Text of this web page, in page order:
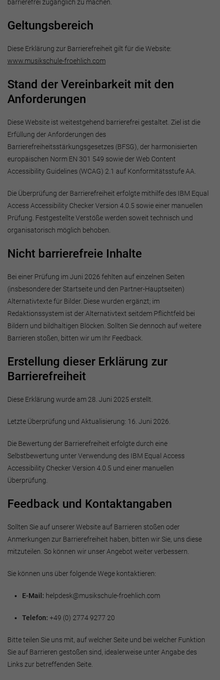
barrierefrei zugänglich zu machen.
Geltungsbereich
Diese Erklärung zur Barrierefreiheit gilt für die Website:
www.musikschule-froehlich.com
Stand der Vereinbarkeit mit den
Anforderungen
Diese Website ist weitestgehend barrierefrei gestaltet. Ziel ist die
Erfüllung der Anforderungen des
Barrierefreiheitsstärkungsgesetzes (BFSG), der harmonisierten
europäischen Norm EN 301 549 sowie der Web Content
Accessibility Guidelines (WCAG) 2.1 auf Konformitätsstufe AA.
Die Überprüfung der Barrierefreiheit erfolgte mithilfe des IBM Equal
Access Accessibility Checker Version 4.0.5 sowie einer manuellen
Prüfung. Festgestellte Verstöße werden soweit technisch und
organisatorisch möglich behoben.
Nicht barrierefreie Inhalte
Bei einer Prüfung im Juni 2026 fehlten auf einzelnen Seiten
(insbesondere der Startseite und den Partner-Hauptseiten)
Alternativtexte für Bilder. Diese wurden ergänzt; im
Redaktionssystem ist der Alternativtext seitdem Pflichtfeld bei
Bildern und bildhaltigen Blöcken. Sollten Sie dennoch auf weitere
Barrieren stoßen, bitten wir um Ihr Feedback.
Erstellung dieser Erklärung zur
Barrierefreiheit
Diese Erklärung wurde am 28. Juni 2025 erstellt.
Letzte Überprüfung und Aktualisierung: 16. Juni 2026.
Die Bewertung der Barrierefreiheit erfolgte durch eine
Selbstbewertung unter Verwendung des IBM Equal Access
Accessibility Checker Version 4.0.5 und einer manuellen
Überprüfung.
Feedback und Kontaktangaben
Sollten Sie auf unserer Website auf Barrieren stoßen oder
Anmerkungen zur Barrierefreiheit haben, bitten wir Sie, uns diese
mitzuteilen. So können wir unser Angebot weiter verbessern.
Sie können uns über folgende Wege kontaktieren:
E-Mail: helpdesk@musikschule-froehlich.com
Telefon: +49 (0) 2774 9277 20
Bitte teilen Sie uns mit, auf welcher Seite und bei welcher Funktion
Sie auf Barrieren gestoßen sind, idealerweise unter Angabe des
Links zur betreffenden Seite.